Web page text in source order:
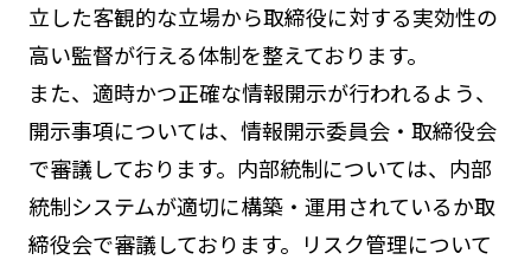
立した客観的な立場から取締役に対する実効性の
高い監督が行える体制を整えております。
また、適時かつ正確な情報開示が行われるよう、
開示事項については、情報開示委員会・取締役会
で審議しております。内部統制については、内部
統制システムが適切に構築・運用されているか取
締役会で審議しております。リスク管理について